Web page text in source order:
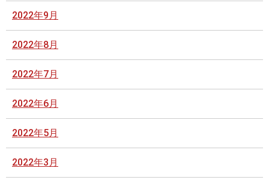
2022年9月
2022年8月
2022年7月
2022年6月
2022年5月
2022年3月